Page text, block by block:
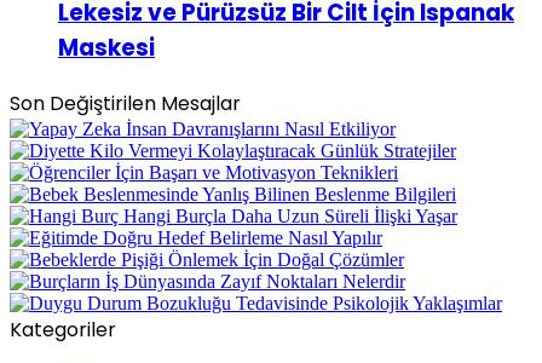
Lekesiz ve Pürüzsüz Bir Cilt İçin Ispanak
Maskesi
Son Değiştirilen Mesajlar
Kategoriler